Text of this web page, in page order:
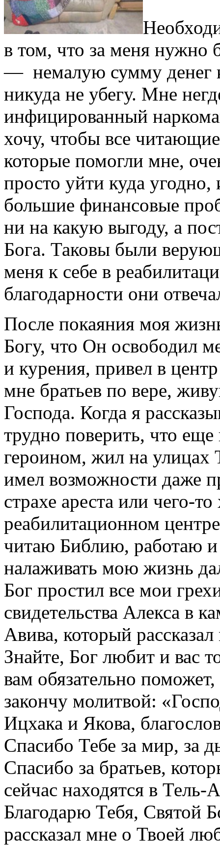
в том, что за меня нужно
— немалую сумму денег
никуда не убегу. Мне
инфицированный
хочу, чтобы все
которые помогли мне,
просто уйти куда
большие финансовые
ни на какую выгоду, а
Бога. Таковы были
меня к себе в
благодарности они
После покаяния моя
Богу, что Он освободил
и курения, привел в
мне братьев по вере,
Господа. Когда я
трудно поверить, что еще
героином, жил на улицах
имел возможности даже
страхе ареста или чего-
реабилитационном
читаю Библию, работаю
налаживать мою жизнь
Бог простил все мои
свидетельства Алекса в
Авива, который
Знайте, Бог любит и вас
вам обязательно
закончу молитвой:
Ицхака и Якова,
Спасибо Тебе за мир, за
Спасибо за братьев,
сейчас находятся в
Благодарю Тебя, Святой
рассказал мне о Твоей